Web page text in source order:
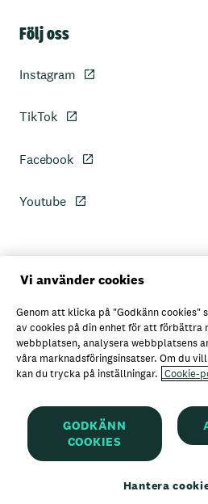
Följ oss
Instagram
TikTok
Facebook
Youtube
Personuppgiftspolicy
Axfoods integritetspolicy
Här kan du köpa Garant
Garant är ett registrerat
Vi använder cookies
Genom att klicka på "Godkänn
av cookies på din enhet för att förbättra
webbplatsen, analysera webbplatsens
våra marknadsföringsinsatser. Om du
kan du trycka på inställningar. Cookie-
GODKÄNN
COOKIES
Hantera